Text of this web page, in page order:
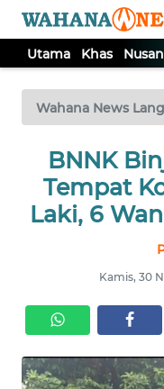
Utama Khas
Wahana News
BNNK
Tempat
Laki, 6
Kamis, 30
TV
Tutup
UTAMA
KHAS
SERBA-
SERBI
OPINI